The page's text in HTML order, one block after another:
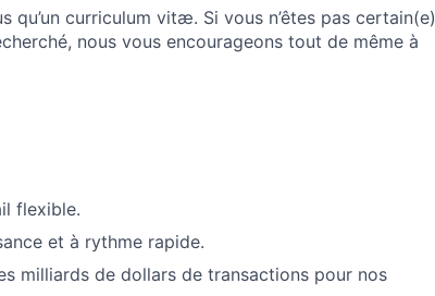
qu’un curriculum vitæ. Si vous n’êtes pas certain(e)
nous vous encourageons tout de même à
flexible.
et à rythme rapide.
milliards de dollars de transactions pour nos